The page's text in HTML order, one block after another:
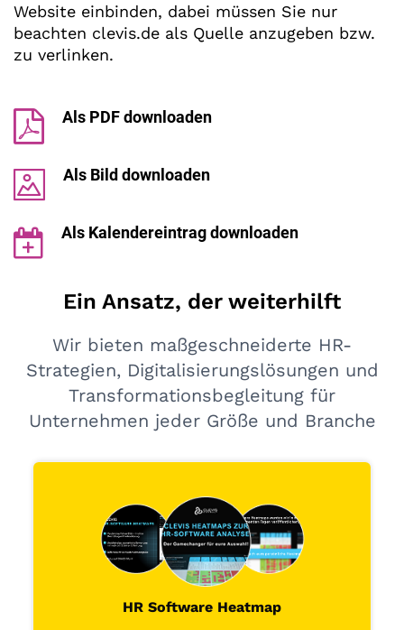
Website einbinden, dabei müssen Sie nur
beachten clevis.de als Quelle anzugeben bzw.
zu verlinken.
Als PDF downloaden
Als Bild downloaden
Als Kalendereintrag downloaden
Ein Ansatz, der weiterhilft
Wir bieten maßgeschneiderte HR-
Strategien, Digitalisierungslösungen und
Transformationsbegleitung für
Unternehmen jeder Größe und Branche
HR Software Heatmap